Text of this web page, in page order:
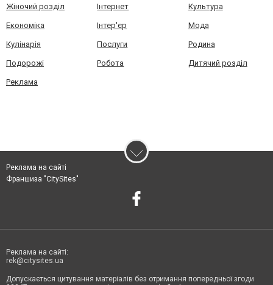
Жіночий розділ Інтернет Культура
Економіка Інтер'єр Мода
Кулінарія Послуги Родина
Подорожі Робота Дитячий розділ
Реклама
Реклама на сайті
Франшиза "CitySites"
Реклама на сайті:
rek@citysites.ua
Допускається цитування матеріалів без отримання попередньої згоди